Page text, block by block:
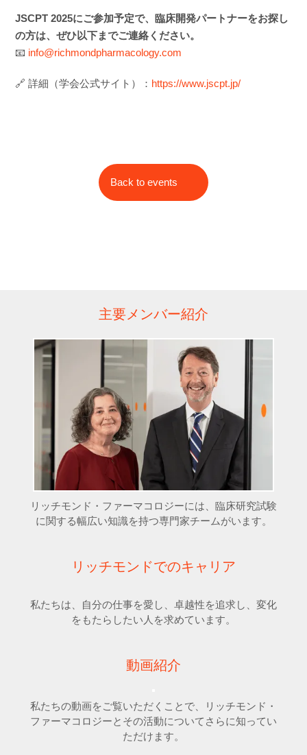
JSCPT 2025にご参加予定で、臨床開発パートナーをお探し
の方は、ぜひ以下までご連絡ください。
📧 info@richmondpharmacology.com
🔗 詳細（学会公式サイト）： https://www.jscpt.jp/
Back to events
主要メンバー紹介
リッチモンド・ファーマコロジーには、臨床研究試験
に関する幅広い知識を持つ専門家チームがいます。
リッチモンドでのキャリア
私たちは、自分の仕事を愛し、卓越性を追求し、変化
をもたらしたい人を求めています。
動画紹介
私たちの動画をご覧いただくことで、リッチモンド・
ファーマコロジーとその活動についてさらに知ってい
ただけます。